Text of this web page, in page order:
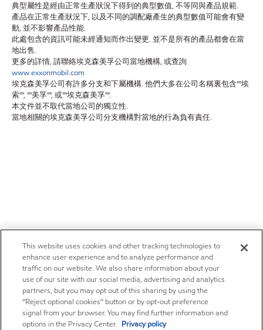
典型屬性是經由正常生產狀況下得到的典型數值, 不等同與產品規範.
產品在正常生產狀況下, 以及不同的調配廠產生的典型數值可能會有變
動, 並不影響產品性能.
此處包含的資訊可能未經通知而作出變更. 並不是所有的產品都會在當
地出售.
更多的詳情, 請聯絡埃克森美孚公司當地機構, 或查詢
www.exxonmobil.com
埃克森美孚公司有許多分支和下屬機構. 他們大多在公司名稱裏包含""埃
索"", ""美孚"", 或""埃克森美孚"".
本文件並不取代當地公司的獨立性.
當地相關的埃克森美孚公司分支機構對當地的行為負有責任.
This website uses cookies and other tracking technologies to
enhance user experience and to analyze performance and
traffic on our website. We also share information about your
use of our site with our social media, advertising and analytics
partners, but you may opt out of this sharing by using the
“Reject optional cookies” button or by opt-out preference
signal from your browser. You may find further information and
options in the Privacy Center. Privacy policy